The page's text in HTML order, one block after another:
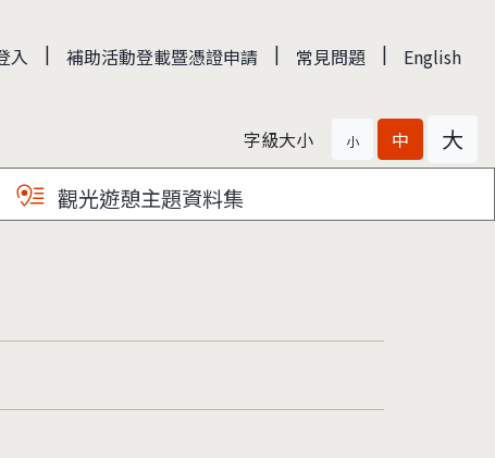
入 | 補助活動登載暨憑證申請 | 常見問題 | English
字級大小 小 中 大
觀光遊憩主題資料集